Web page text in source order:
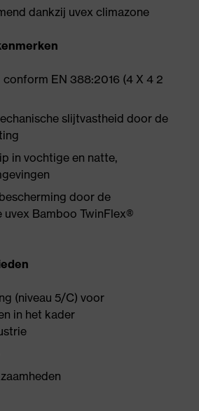
dankzij uvex climazone
EN 388:2016 (4 X 4 2
slijtvastheid door de
in vochtige en natte,
door de
uvex Bamboo TwinFlex®
(niveau 5/C) voor
in het kader